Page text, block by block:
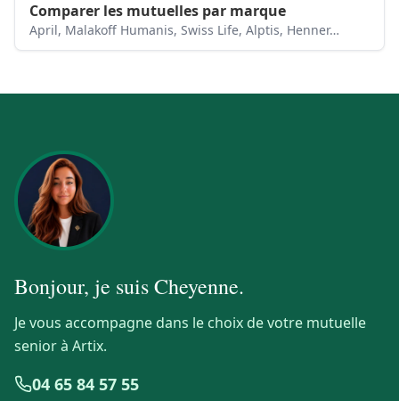
Comparer les mutuelles par marque
April, Malakoff Humanis, Swiss Life, Alptis, Henner…
Bonjour, je suisCheyenne.
Je vous accompagne dans le choix de votre mutuelle
senior à Artix.
04 65 84 57 55